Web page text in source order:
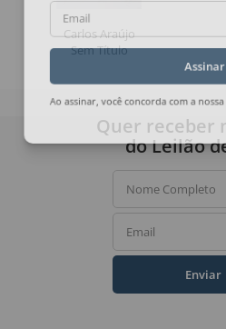
Carlos Araújo
Sem Título
Email
Assinar
Ao assinar, você concorda com a
Quer receber
do Leilão
Nome Completo
Email
Enviar